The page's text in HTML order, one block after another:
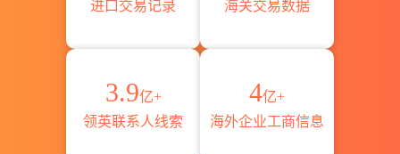
进口交易记录
海关交易数据
3.9亿+
领英联系人线索
4亿+
海外企业工商信息